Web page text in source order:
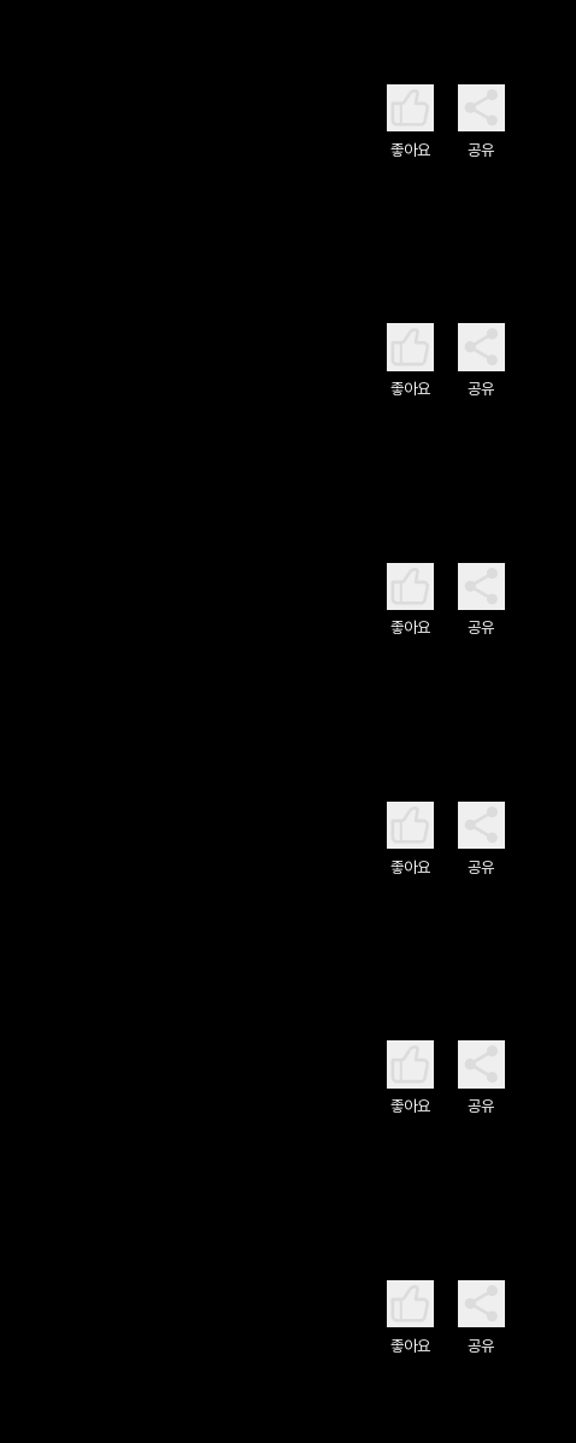
좋아요 공유
좋아요 공유
좋아요 공유
좋아요 공유
좋아요 공유
좋아요 공유